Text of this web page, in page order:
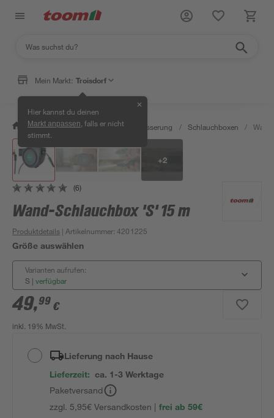
Mein Markt: Troisdorf
Hier kannst du deinen
Markt anpassen , falls er nicht
stimmt.
✕
/ Garten & Freizeit / Gartenbewässerung / Schlauchboxen /
+2
(6)
Wand-Schlauchbox 'S' 15 m
Produktdetails | Artikelnummer:4201225
Größe auswählen
Varianten aufrufen:
S | verfügbar
49,99 €
inkl. 19% MwSt.
Lieferung nach Hause
Lieferzeit: ca. 1-3 Werktage
Paketversand
zzgl. 5,95€ Versandkosten | frei ab 59€